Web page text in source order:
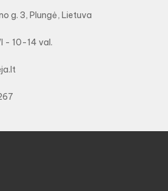
g. 3, Plungė, Lietuva
- 10-14 val.